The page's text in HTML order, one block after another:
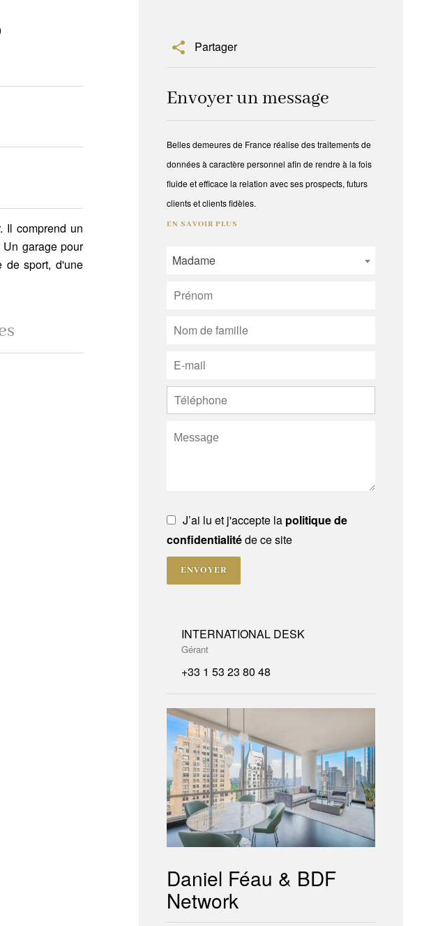
Il comprend un
garage pour
de sport, d'une
Partager
Envoyer un message
Belles demeures de France réalise des traitements de
données à caractère personnel afin de rendre à la fois
fluide et efficace la relation avec ses prospects, futurs
clients et clients fidèles.
EN SAVOIR PLUS
Madame
J’ai lu et j'accepte la politique de
confidentialitéde ce site
ENVOYER
INTERNATIONAL DESK
Gérant
+33 1 53 23 80 48
Daniel Féau & BDF
Network